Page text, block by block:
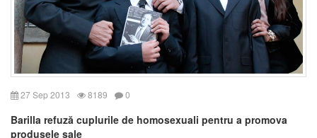
27 Sep 2013 8189 0
Barilla refuză cuplurile de homosexuali pentru a promova
produsele sale